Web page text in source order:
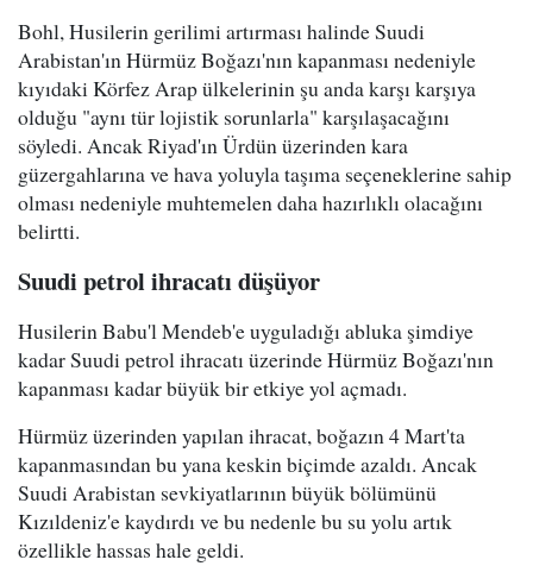
Bohl, Husilerin gerilimi artırması halinde Suudi
Arabistan'ın Hürmüz Boğazı'nın kapanması nedeniyle
kıyıdaki Körfez Arap ülkelerinin şu anda karşı karşıya
olduğu "aynı tür lojistik sorunlarla" karşılaşacağını
söyledi. Ancak Riyad'ın Ürdün üzerinden kara
güzergahlarına ve hava yoluyla taşıma seçeneklerine sahip
olması nedeniyle muhtemelen daha hazırlıklı olacağını
belirtti.
Suudi petrol ihracatı düşüyor
Husilerin Babu'l Mendeb'e uyguladığı abluka şimdiye
kadar Suudi petrol ihracatı üzerinde Hürmüz Boğazı'nın
kapanması kadar büyük bir etkiye yol açmadı.
Hürmüz üzerinden yapılan ihracat, boğazın 4 Mart'ta
kapanmasından bu yana keskin biçimde azaldı. Ancak
Suudi Arabistan sevkiyatlarının büyük bölümünü
Kızıldeniz'e kaydırdı ve bu nedenle bu su yolu artık
özellikle hassas hale geldi.